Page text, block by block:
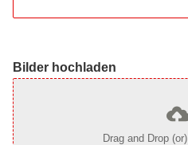
Bilder hochladen
Drag and Drop (or)